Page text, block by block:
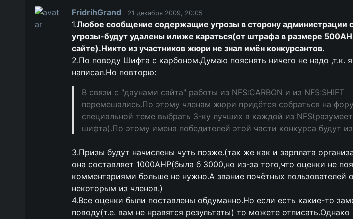
FridrihGrand 21 декабря 2009, 20:05
1.Любое сообщение содержащие угрозы в сторону администрации
угрозы-будут удалены илиже караться(от штрафа в размере
сайте).Никто из участников жюри не знал имён конкурсантов.
2.По поводу Шифта с карбоном.Думаю пояснять ничего не надо ,т.к.
написал.Но повторю:
В связи с "даунами сайта" работы из NFS:CARBON и из NFS:SHIFT
перемешались.По этому членам жюри придётся собраться на
специальной теме выбрать 3-ку лучших в каждой из
шифта).По этому имена победителей этой части конкурса будут
3.Призы будут начислены чуть позже.(так же как и зарплата
она составляет 1000АНР(была б 3000,но из-за того,что оценки не
комментариями больше не нужно.А звание почётных пользователей
некоторым из членов.)
4.Все оценки были поставлены обдуманно.Но если есть какие-то
поводу(т.е. вам не нравятся результаты) то можете